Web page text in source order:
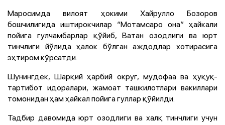
Маросимда вилоят ҳокими Хайрулло Бозоров
бошчилигида иштирокчилар “Мотамсаро она” ҳайкали
пойига гулчамбарлар қўйиб, Ватан озодлиги ва юрт
тинчлиги йўлида ҳалок бўлган аждодлар хотирасига
эҳтиром кўрсатди.
Шунингдек, Шарқий ҳарбий округ, мудофаа ва ҳуқуқ-
тартибот идоралари, жамоат ташкилотлари вакиллари
томонидан ҳам ҳайкал пойига гуллар қўйилди.
Тадбир давомида юрт озодлиги ва халқ тинчлиги учун